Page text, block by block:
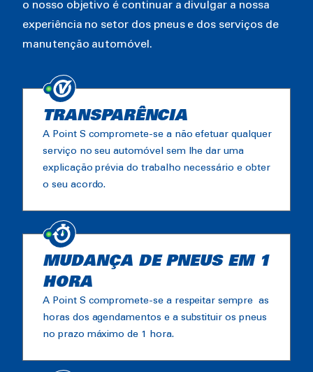
o nosso objetivo é continuar a divulgar a nossa
experiência no setor dos pneus e dos serviços de
manutenção automóvel.
TRANSPARÊNCIA
A Point S compromete-se a não efetuar qualquer
serviço no seu automóvel sem lhe dar uma
explicação prévia do trabalho necessário e obter
o seu acordo.
MUDANÇA DE PNEUS EM 1
HORA
A Point S compromete-se a respeitar sempre as
horas dos agendamentos e a substituir os pneus
no prazo máximo de 1 hora.